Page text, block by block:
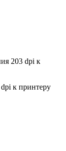
203 dpi к
к принтеру